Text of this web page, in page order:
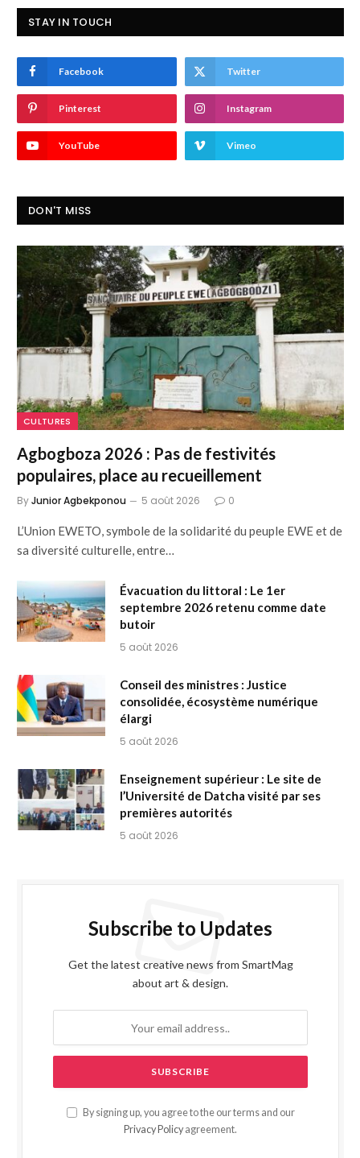
STAY IN TOUCH
Facebook Twitter
Pinterest Instagram
YouTube Vimeo
DON'T MISS
CULTURES
Agbogboza 2026 : Pas de festivités
populaires, place au recueillement
ByJunior Agbekponou 5 août 2026 0
L’Union EWETO, symbole de la solidarité du peuple EWE et de
sa diversité culturelle, entre…
Évacuation du littoral : Le 1er
septembre 2026 retenu comme date
butoir
5 août 2026
Conseil des ministres : Justice
consolidée, écosystème numérique
élargi
5 août 2026
Enseignement supérieur : Le site de
l’Université de Datcha visité par ses
premières autorités
5 août 2026
Subscribe to Updates
Get the latest creative news from SmartMag
about art & design.
By signing up, you agree to the our terms and our
Privacy Policy agreement.